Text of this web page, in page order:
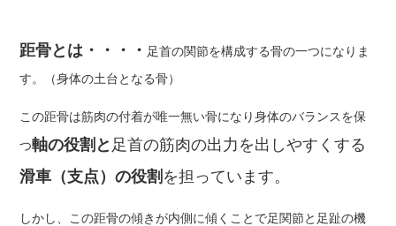
距骨とは・・・・ 足首の関節を構成する骨の一つになりま
す。（身体の土台となる骨）
この距骨は筋肉の付着が唯一無い骨になり身体のバランスを保
つ軸の役割と 足首の筋肉の出力を出しやすくする
滑車（支点）の役割 を担っています。
しかし、この距骨の傾きが内側に傾くことで足関節と足趾の機